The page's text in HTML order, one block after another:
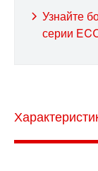
Узнайте
серии